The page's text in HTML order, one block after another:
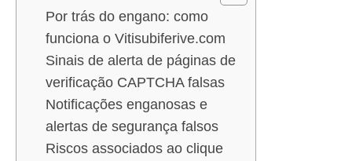
Por trás do engano: como
funciona o Vitisubiferive.com
Sinais de alerta de páginas de
verificação CAPTCHA falsas
Notificações enganosas e
alertas de segurança falsos
Riscos associados ao clique